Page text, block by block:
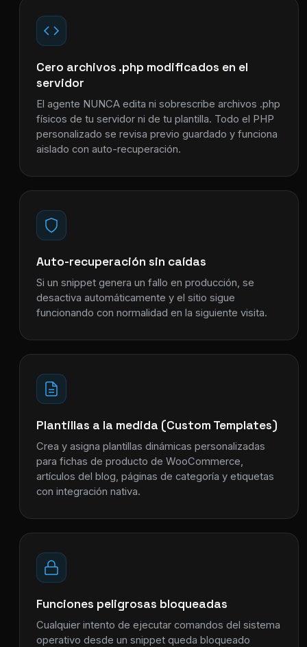
Cero archivos .php modificados en el
servidor
El agente NUNCA edita ni sobrescribe archivos .php
físicos de tu servidor ni de tu plantilla. Todo el PHP
personalizado se revisa previo guardado y funciona
aislado con auto-recuperación.
Auto-recuperación sin caídas
Si un snippet genera un fallo en producción, se
desactiva automáticamente y el sitio sigue
funcionando con normalidad en la siguiente visita.
Plantillas a la medida (Custom Templates)
Crea y asigna plantillas dinámicas personalizadas
para fichas de producto de WooCommerce,
artículos del blog, páginas de categoría y etiquetas
con integración nativa.
Funciones peligrosas bloqueadas
Cualquier intento de ejecutar comandos del sistema
operativo desde un snippet queda bloqueado